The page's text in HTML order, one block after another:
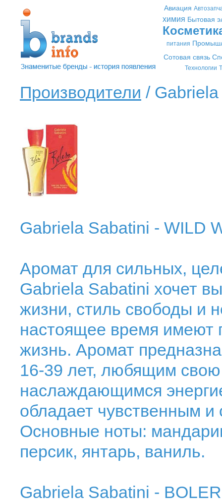
Авиация
химия Бытовая
питания
Сотовая связь
Технологии
Производители /
Gabriela Sabatini - WILD
Аромат для сильных,
Gabriela Sabatini хочет
жизни, стиль свободы и
настоящее время имеют
жизнь. Аромат
16-39 лет, любящим свою
наслаждающимся
обладает чувственным
Основные ноты:
персик, янтарь, ваниль.
Gabriela Sabatini -